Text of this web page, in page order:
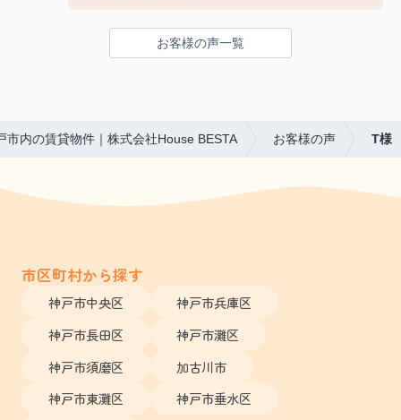
お客様の声一覧
市内の賃貸物件｜株式会社House BESTA お客様の声 T様
市区町村から探す
神戸市中央区
神戸市兵庫区
神戸市長田区
神戸市灘区
神戸市須磨区
加古川市
神戸市東灘区
神戸市垂水区